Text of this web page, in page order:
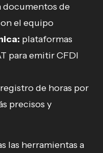
documentos de
el equipo
plataformas
para emitir CFDI
registro de horas por
precisos y
las herramientas a